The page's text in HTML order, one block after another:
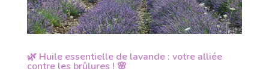
🌿 Huile essentielle de lavande : votre alliée
contre les brûlures ! 🌸